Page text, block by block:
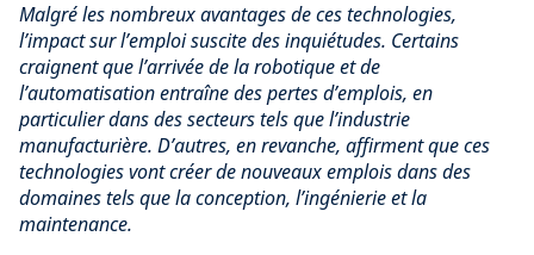
Malgré les nombreux avantages de ces technologies,
l’impact sur l’emploi suscite des inquiétudes. Certains
craignent que l’arrivée de la robotique et de
l’automatisation entraîne des pertes d’emplois, en
particulier dans des secteurs tels que l’industrie
manufacturière. D’autres, en revanche, affirment que ces
technologies vont créer de nouveaux emplois dans des
domaines tels que la conception, l’ingénierie et la
maintenance.